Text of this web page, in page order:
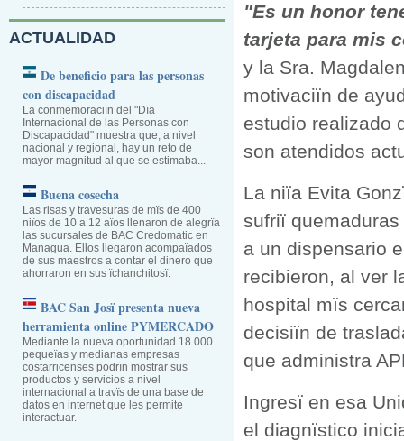
ACTUALIDAD
De beneficio para las personas
con discapacidad
La conmemoraciïn del "Dïa
Internacional de las Personas con
Discapacidad" muestra que, a nivel
nacional y regional, hay un reto de
mayor magnitud al que se estimaba...
Buena cosecha
Las risas y travesuras de mïs de 400
niïos de 10 a 12 aïos llenaron de alegrïa
las sucursales de BAC Credomatic en
Managua. Ellos llegaron acompaïados
de sus maestros a contar el dinero que
ahorraron en sus ïchanchitosï.
BAC San Josï presenta nueva
herramienta online PYMERCADO
Mediante la nueva oportunidad 18.000
pequeïas y medianas empresas
costarricenses podrïn mostrar sus
productos y servicios a nivel
internacional a travïs de una base de
datos en internet que les permite
interactuar.
"Es un honor
tarjeta para mis
y la Sra.
motivaciïn de
estudio realizado
son atendidos
La niïa Evita
sufriï
a un dispensario
recibieron, al ver
hospital mïs
decisiïn de
que administra
Ingresï en esa
el diagnïstico